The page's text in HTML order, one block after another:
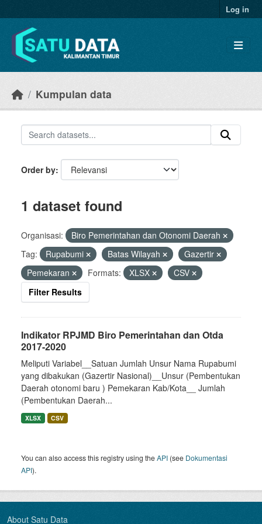
Log in
Kumpulan data
Order by
1 dataset found
Organisasi:
Biro Pemerintahan dan Otonomi Daerah
Tag:
Rupabumi Batas Wilayah
Gazertir
Pemekaran
Formats: XLSX
CSV
Filter Results
Indikator RPJMD Biro Pemerintahan dan Otda
2017-2020
Meliputi Variabel__Satuan Jumlah Unsur Nama Rupabumi
yang dibakukan (Gazertir Nasional)__Unsur (Pembentukan
Daerah otonomi baru ) Pemekaran Kab/Kota__ Jumlah
(Pembentukan Daerah...
XLSX CSV
You can also access this registry using theAPI (see Dokumentasi
API).
About Satu Data